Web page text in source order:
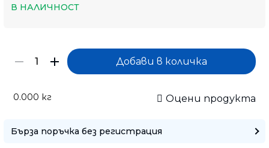
В НАЛИЧНОСТ
0.000 кг Оцени продукта
Бърза поръчка без регистрация